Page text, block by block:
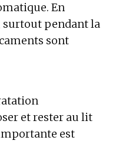
En
surtout pendant la
sont
et rester au lit
est